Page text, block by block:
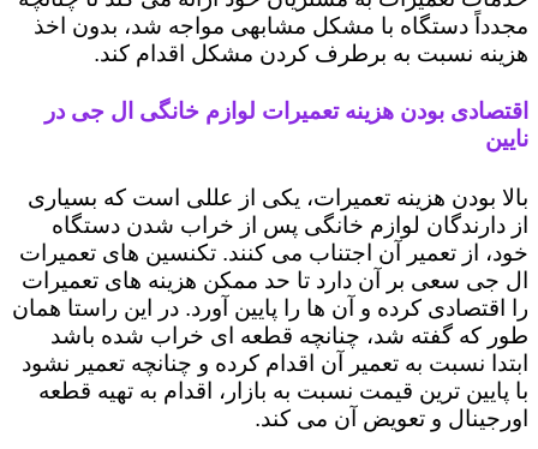
مجدداً دستگاه با مشکل مشابهی مواجه شد، بدون اخذ
هزینه نسبت به برطرف کردن مشکل اقدام کند.
اقتصادی بودن هزینه تعمیرات لوازم خانگی ال جی در
نایین
بالا بودن هزینه تعمیرات، یکی از عللی است که بسیاری
از دارندگان لوازم خانگی پس از خراب شدن دستگاه
خود، از تعمیر آن اجتناب می کنند. تکنسین های تعمیرات
ال جی سعی بر آن دارد تا حد ممکن هزینه های تعمیرات
را اقتصادی کرده و آن ها را پایین آورد. در این راستا همان
طور که گفته شد، چنانچه قطعه ای خراب شده باشد
ابتدا نسبت به تعمیر آن اقدام کرده و چنانچه تعمیر نشود
با پایین ترین قیمت نسبت به بازار، اقدام به تهیه قطعه
اورجینال و تعویض آن می کند.